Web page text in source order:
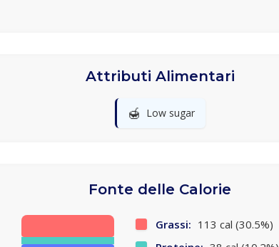
Attributi Alimentari
🍯 Low sugar
Fonte delle Calorie
Grassi: 113 cal (30.5%)